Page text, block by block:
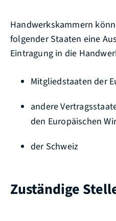
Handwerkskammern
folgender Staaten eine
Eintragung in die
Mitgliedstaaten der
andere
den Europäischen
der Schweiz
Zuständige